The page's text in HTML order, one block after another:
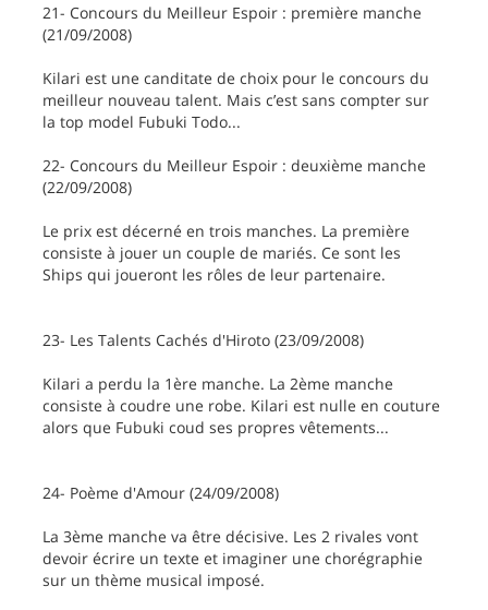
21- Concours du Meilleur Espoir : première manche
(21/09/2008)
Kilari est une canditate de choix pour le concours du
meilleur nouveau talent. Mais c’est sans compter sur
la top model Fubuki Todo...
22- Concours du Meilleur Espoir : deuxième manche
(22/09/2008)
Le prix est décerné en trois manches. La première
consiste à jouer un couple de mariés. Ce sont les
Ships qui joueront les rôles de leur partenaire.
23- Les Talents Cachés d'Hiroto (23/09/2008)
Kilari a perdu la 1ère manche. La 2ème manche
consiste à coudre une robe. Kilari est nulle en couture
alors que Fubuki coud ses propres vêtements...
24- Poème d'Amour (24/09/2008)
La 3ème manche va être décisive. Les 2 rivales vont
devoir écrire un texte et imaginer une chorégraphie
sur un thème musical imposé.